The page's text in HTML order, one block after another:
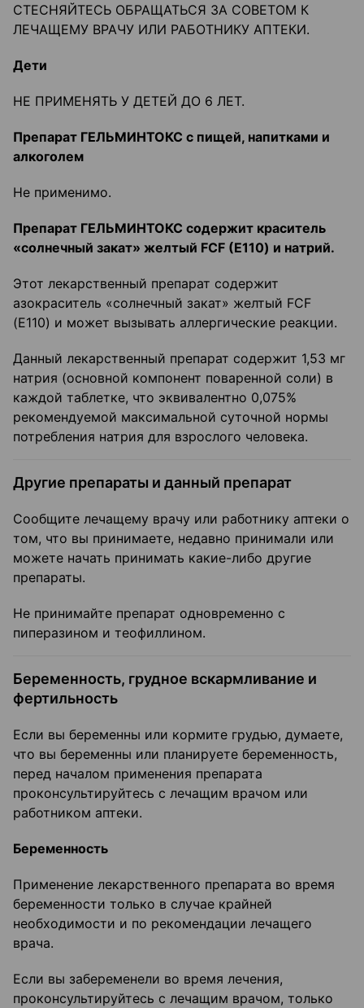
СТЕСНЯЙТЕСЬ ОБРАЩАТЬСЯ ЗА СОВЕТОМ К
ЛЕЧАЩЕМУ ВРАЧУ ИЛИ РАБОТНИКУ АПТЕКИ.
Дети
НЕ ПРИМЕНЯТЬ У ДЕТЕЙ ДО 6 ЛЕТ.
Препарат ГЕЛЬМИНТОКС с пищей, напитками и
алкоголем
Не применимо.
Препарат ГЕЛЬМИНТОКС содержит краситель
«солнечный закат» желтый FCF (Е110) и натрий.
Этот лекарственный препарат содержит
азокраситель «солнечный закат» желтый FCF
(Е110) и может вызывать аллергические реакции.
Данный лекарственный препарат содержит 1,53 мг
натрия (основной компонент поваренной соли) в
каждой таблетке, что эквивалентно 0,075%
рекомендуемой максимальной суточной нормы
потребления натрия для взрослого человека.
Другие препараты и данный препарат
Сообщите лечащему врачу или работнику аптеки о
том, что вы принимаете, недавно принимали или
можете начать принимать какие-либо другие
препараты.
Не принимайте препарат одновременно с
пиперазином и теофиллином.
Беременность, грудное вскармливание и
фертильность
Если вы беременны или кормите грудью, думаете,
что вы беременны или планируете беременность,
перед началом применения препарата
проконсультируйтесь с лечащим врачом или
работником аптеки.
Беременность
Применение лекарственного препарата во время
беременности только в случае крайней
необходимости и по рекомендации лечащего
врача.
Если вы забеременели во время лечения,
проконсультируйтесь с лечащим врачом, только